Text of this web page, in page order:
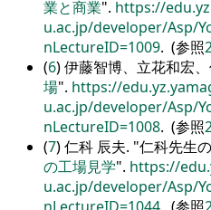
業と商業 . https://
u.ac.jp/developer/Asp/
nLectureID=1009. (参照
(6) 伊藤智博、立花和宏
場 . https://
u.ac.jp/developer/Asp/
nLectureID=1008. (参照
(7) 仁科 辰夫. 仁科先生
の工場見学 . https://
u.ac.jp/developer/Asp/